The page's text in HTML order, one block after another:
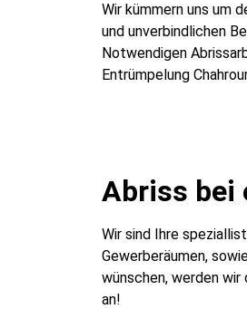
Wir kümmern uns um
und unverbindlichen
Notwendigen
Entrümpelung
Abriss bei
Wir sind Ihre
Gewerberäumen,
wünschen, werden
an!